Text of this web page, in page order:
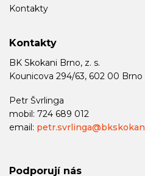
Kontakty
Kontakty
BK Skokani Brno, z. s.
Kounicova 294/63, 602 00 Brno
Petr Švrlinga
mobil: 724 689 012
email:
Podporují nás